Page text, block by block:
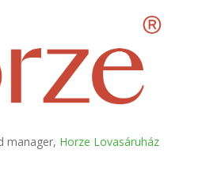
manager, Horze Lovasáruház